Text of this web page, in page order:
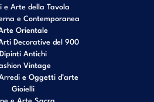
e Arte della Tavola
e Contemporanea
Orientale
Decorative del 900
Dipinti Antichi
Vintage
e Oggetti d’arte
Gioielli